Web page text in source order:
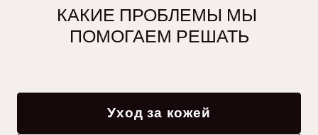
КАКИЕ ПРОБЛЕМЫ МЫ
ПОМОГАЕМ РЕШАТЬ
Уход за кожей